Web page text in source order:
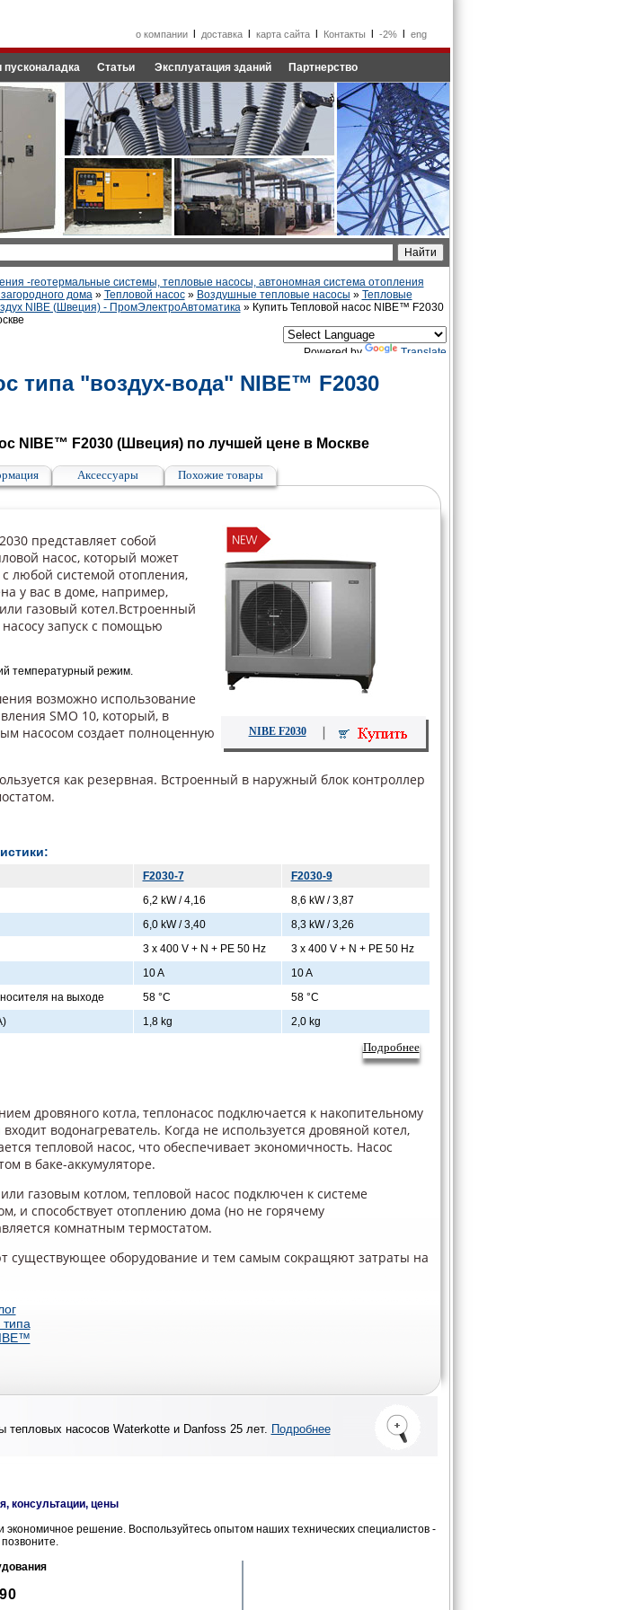
о компанииl доставкаl карта сайтаl Контакты -2%l eng
пусконаладка Статьи Эксплуатация зданий Партнерство
-геотермальные системы, тепловые насосы, автономная система отопления
дома» Тепловой насос» Воздушные тепловые насосы » Тепловые
NIBE (Швеция) - ПромЭлектроАвтоматика» Купить Тепловой насос NIBE™ F2030
Powered by Translate
типа "воздух-вода" NIBE™ F2030
NIBE™ F2030 (Швеция) по лучшей цене в Москве
Аксессуары Похожие товары
NIBE F2030
представляет собой
насос, который может
любой системой отопления,
у вас в доме, например,
газовый котел.Встроенный
запуск с помощью
температурный режим.
возможно использование
SMO 10, который, в
насосом создает полноценную
как резервная. Встроенный в наружный блок контроллер
F2030-7
F2030-9
6,2 kW / 4,16
8,6 kW / 3,87
6,0 kW / 3,40
8,3 kW / 3,26
3 x 400 V + N + PE 50 Hz
3 x 400 V + N + PE 50 Hz
10 A
10 A
на выходе
58 °C
58 °C
1,8 kg 2,0 kg
Подробнее
дровяного котла, теплонасос подключается к накопительному
водонагреватель. Когда не используется дровяной котел,
тепловой насос, что обеспечивает экономичность. Насос
в баке-аккумуляторе.
газовым котлом, тепловой насос подключен к системе
и способствует отоплению дома (но не горячему
комнатным термостатом.
существующее оборудование и тем самым сокращяют затраты на
тепловых насосов Waterkotte и Danfoss 25 лет. Подробнее
консультации, цены
решение. Воспользуйтесь опытом наших технических специалистов -